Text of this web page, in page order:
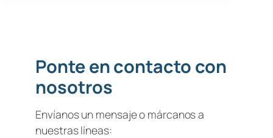
Ponte en contacto con
nosotros
Envíanos un mensaje o márcanos a
nuestras líneas: